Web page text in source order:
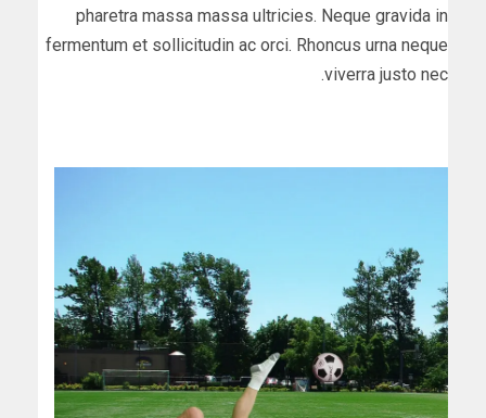
pharetra massa massa ultricies. Neque gravida in
fermentum et sollicitudin ac orci. Rhoncus urna neque
viverra justo nec.